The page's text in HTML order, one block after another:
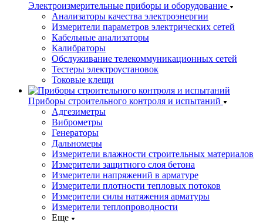
Электроизмерительные приборы и оборудование
Анализаторы качества электроэнергии
Измерители параметров электрических сетей
Кабельные анализаторы
Калибраторы
Обслуживание телекоммуникационных сетей
Тестеры электроустановок
Токовые клещи
Приборы строительного контроля и испытаний
Адгезиметры
Виброметры
Генераторы
Дальномеры
Измерители влажности строительных материалов
Измерители защитного слоя бетона
Измерители напряжений в арматуре
Измерители плотности тепловых потоков
Измерители силы натяжения арматуры
Измерители теплопроводности
Еще